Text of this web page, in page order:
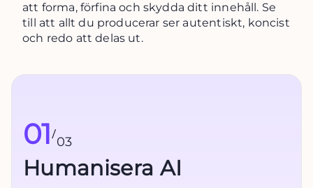
att forma, förfina och skydda ditt innehåll. Se
till att allt du producerar ser autentiskt, koncist
och redo att delas ut.
01 /
03
Humanisera AI